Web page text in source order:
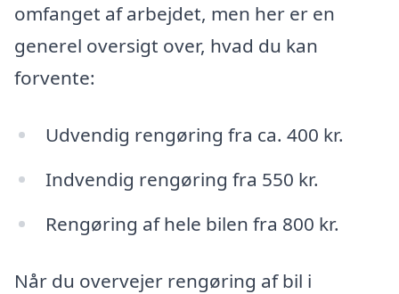
omfanget af arbejdet, men her er en
generel oversigt over, hvad du kan
forvente:
Udvendig rengøring fra ca. 400 kr.
Indvendig rengøring fra 550 kr.
Rengøring af hele bilen fra 800 kr.
Når du overvejer rengøring af bil i